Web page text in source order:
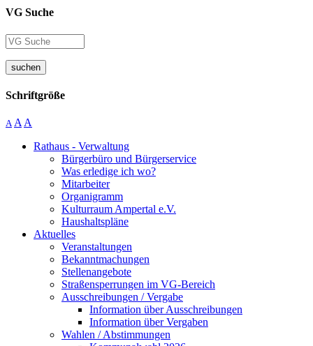
VG Suche
suchen
Schriftgröße
A A A
Rathaus - Verwaltung
Bürgerbüro und Bürgerservice
Was erledige ich wo?
Mitarbeiter
Organigramm
Kulturraum Ampertal e.V.
Haushaltspläne
Aktuelles
Veranstaltungen
Bekanntmachungen
Stellenangebote
Straßensperrungen im VG-Bereich
Ausschreibungen / Vergabe
Information über Ausschreibungen
Information über Vergaben
Wahlen / Abstimmungen